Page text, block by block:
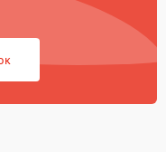
Подробнее →